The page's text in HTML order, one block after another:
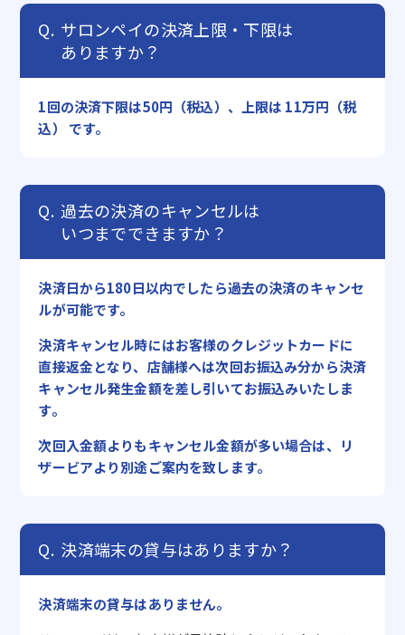
サロンペイの決済上限・下限は
ありますか？
1回の決済下限は50円（税込）、上限は 11万円（税
込） です。
過去の決済のキャンセルは
いつまでできますか？
決済日から180日以内でしたら過去の決済のキャンセ
ルが可能です。
決済キャンセル時にはお客様のクレジットカードに
直接返金となり、店舗様へは次回お振込み分から決済
キャンセル発生金額を差し引いてお振込みいたしま
す。
次回入金額よりもキャンセル金額が多い場合は、リ
ザービアより別途ご案内を致します。
決済端末の貸与はありますか？
決済端末の貸与はありません。